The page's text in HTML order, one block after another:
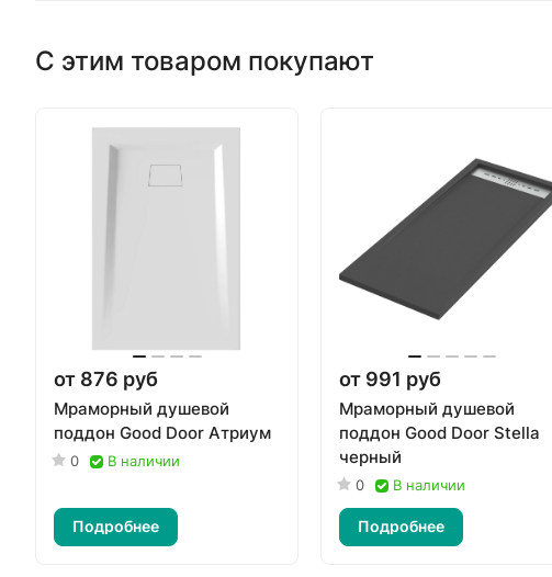
С этим товаром покупают
от 876 руб
Мраморный душевой
поддон Good Door Атриум
0 В наличии
Подробнее
от 991 руб
Мраморный душевой
поддон Good Door Stella
черный
0 В наличии
Подробнее